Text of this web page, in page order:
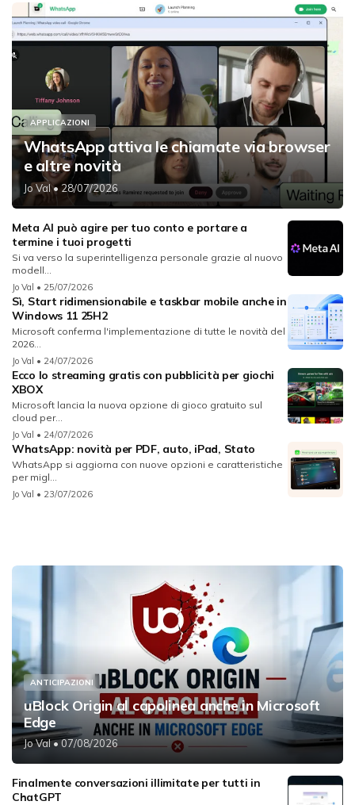
APPLICAZIONI
WhatsApp attiva le chiamate via browser
e altre novità
Jo Val• 28/07/2026
Meta AI può agire per tuo conto e portare a
termine i tuoi progetti
Si va verso la superintelligenza personale grazie al nuovo
modell...
Jo Val • 25/07/2026
Sì, Start ridimensionabile e taskbar mobile anche in
Windows 11 25H2
Microsoft conferma l'implementazione di tutte le novità del
2026...
Jo Val • 24/07/2026
Ecco lo streaming gratis con pubblicità per giochi
XBOX
Microsoft lancia la nuova opzione di gioco gratuito sul
cloud per...
Jo Val • 24/07/2026
WhatsApp: novità per PDF, auto, iPad, Stato
WhatsApp si aggiorna con nuove opzioni e caratteristiche
per migl...
Jo Val • 23/07/2026
ANTICIPAZIONI
uBlock Origin al capolinea anche in Microsoft
Edge
Jo Val• 07/08/2026
Finalmente conversazioni illimitate per tutti in
ChatGPT